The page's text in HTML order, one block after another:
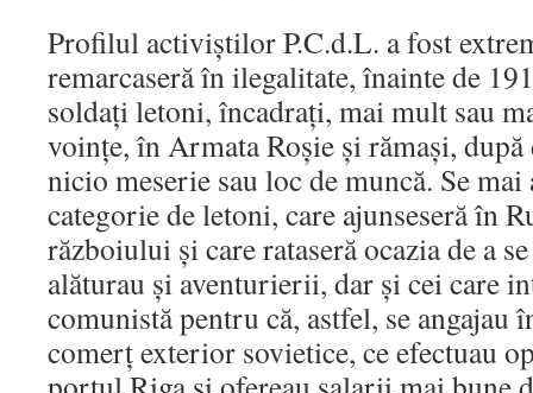
Profilul activiştilor P.C.d.L. a fost
remarcaseră în ilegalitate, înainte de
soldaţi letoni, încadraţi, mai mult sau
voinţe, în Armata Roşie şi rămaşi,
nicio meserie sau loc de muncă. Se mai
categorie de letoni, care ajunseseră în
războiului şi care rataseră ocazia de a
alăturau şi aventurierii, dar şi cei care
comunistă pentru că, astfel, se
comerţ exterior sovietice, ce efectuau